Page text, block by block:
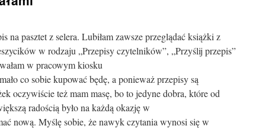
na pasztet z selera. Lubiłam zawsze przeglądać książki z
w rodzaju „Przepisy czytelników”, „Przyślij przepis”
w pracowym kiosku
co sobie kupować będę, a ponieważ przepisy są
oczywiście też mam masę, bo to jedyne dobra, które od
radością było na każdą okazję w
nową. Myślę sobie, że nawyk czytania wynosi się w